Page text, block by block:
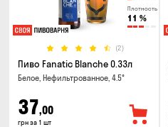
Плотность
11 %
(2)
Пиво Fanatic Blanche 0.33л
Белое, Нефильтрованное, 4.5°
37,00
грн за 1 шт